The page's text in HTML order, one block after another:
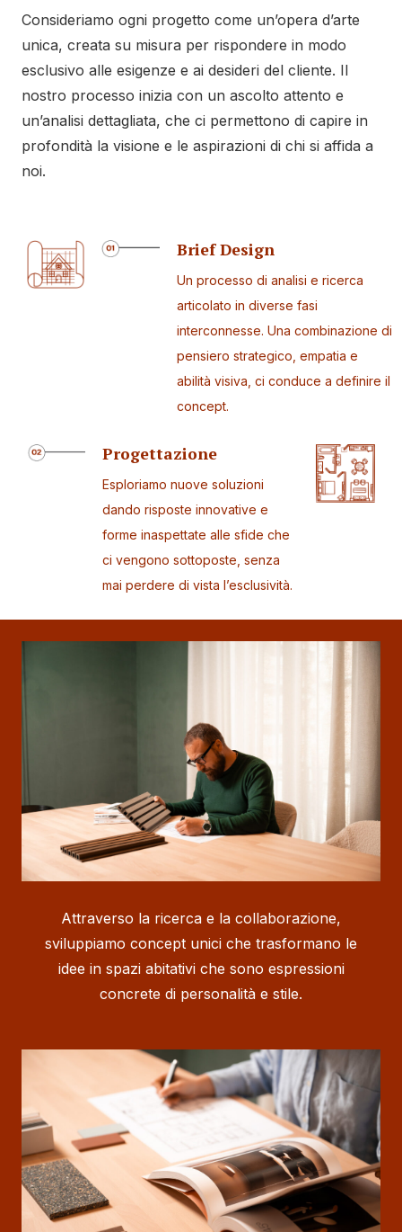
Consideriamo ogni progetto come un’opera d’arte
unica, creata su misura per rispondere in modo
esclusivo alle esigenze e ai desideri del cliente. Il
nostro processo inizia con un ascolto attento e
un’analisi dettagliata, che ci permettono di capire in
profondità la visione e le aspirazioni di chi si affida a
noi.
Brief Design
Un processo di analisi e ricerca
articolato in diverse fasi
interconnesse. Una combinazione di
pensiero strategico, empatia e
abilità visiva, ci conduce a definire il
concept.
Progettazione
Esploriamo nuove soluzioni
dando risposte innovative e
forme inaspettate alle sfide che
ci vengono sottoposte, senza
mai perdere di vista l’esclusività.
Attraverso la ricerca e la collaborazione,
sviluppiamo concept unici che trasformano le
idee in spazi abitativi che sono espressioni
concrete di personalità e stile.